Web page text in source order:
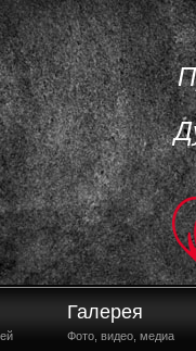
Галерея
Фото, видео, медиа